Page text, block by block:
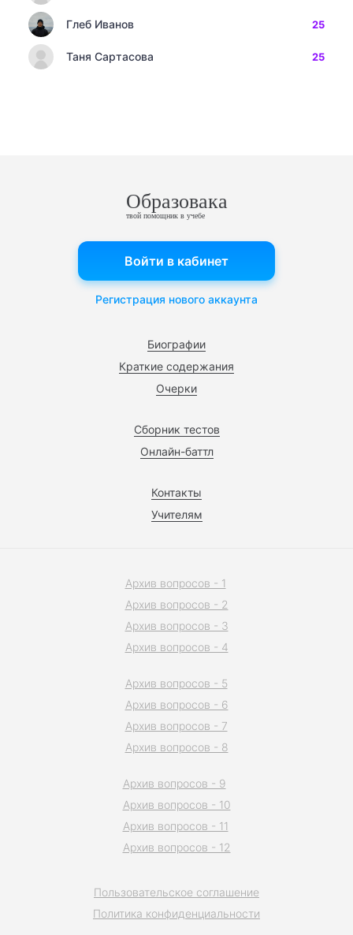
Глеб Иванов 25
Таня Сартасова 25
Образовака
твой помощник в учебе
Биографии
Краткие содержания
Очерки
Сборник тестов
Онлайн-баттл
Контакты
Учителям
Войти в кабинет
Регистрация нового аккаунта
Пользовательское соглашение
Политика конфиденциальности
Архив вопросов - 1
Архив вопросов - 2
Архив вопросов - 3
Архив вопросов - 4
Архив вопросов - 5
Архив вопросов - 6
Архив вопросов - 7
Архив вопросов - 8
Архив вопросов - 9
Архив вопросов - 10
Архив вопросов - 11
Архив вопросов - 12